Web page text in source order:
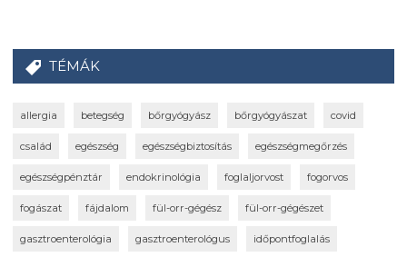
TÉMÁK
allergia betegség bőrgyógyász bőrgyógyászat covid
család egészség egészségbiztosítás egészségmegőrzés
egészségpénztár endokrinológia foglaljorvost fogorvos
fogászat fájdalom fül-orr-gégész fül-orr-gégészet
gasztroenterológia gasztroenterológus időpontfoglalás